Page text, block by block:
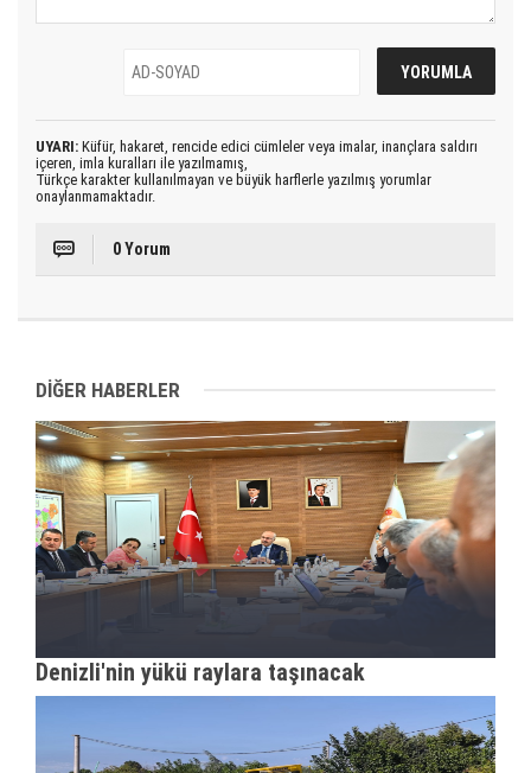
UYARI: Küfür, hakaret, rencide edici cümleler veya imalar, inançlara saldırı
içeren, imla kuralları ile yazılmamış,
Türkçe karakter kullanılmayan ve büyük harflerle yazılmış yorumlar
onaylanmamaktadır.
0 Yorum
DİĞER HABERLER
Denizli'nin yükü raylara taşınacak